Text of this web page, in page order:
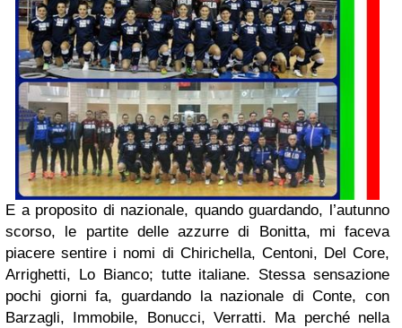
E a proposito di nazionale, quando guardando, l’autunno
scorso, le partite delle azzurre di Bonitta, mi faceva
piacere sentire i nomi di Chirichella, Centoni, Del Core,
Arrighetti, Lo Bianco; tutte italiane. Stessa sensazione
pochi giorni fa, guardando la nazionale di Conte, con
Barzagli, Immobile, Bonucci, Verratti. Ma perché nella